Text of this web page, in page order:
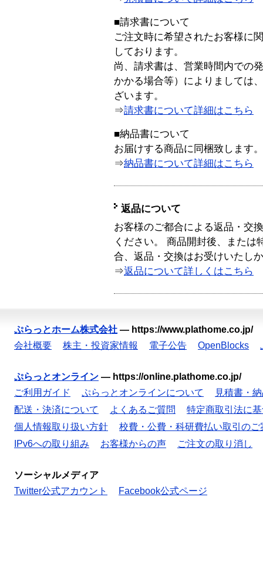
■請求書について
ご注文時に希望されたお客様に
しております。
尚、請求書は、営業時間内での
かかる場合等）によりましては
ざいます。
⇒請求書について詳細はこちら
■納品書について
お届けする商品に同梱致します。
⇒納品書について詳細はこちら
返品について
お客様のご都合による返品・交
ください。 商品開封後、または
合、返品・交換はお受けいたし
⇒返品について詳しくはこちら
ぷらっとホーム株式会社 — https://www.plathome.co.jp/
会社概要
株主・投資家情報 電子公告 OpenBlocks
ぷらっとオンライン — https://online.plathome.co.jp/
ご利用ガイド
ぷらっとオンラインについて
見積書・
配送・決済について
よくあるご質問
特定商取引法に
個人情報取り扱い方針
校費・公費・科研費払い取引のご
IPv6への取り組み
お客様からの声 ご注文の取り消し
ソーシャルメディア
Twitter公式アカウント
Facebook公式ページ